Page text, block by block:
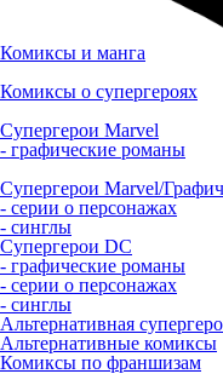
Комиксы и манга
Комиксы о супергероях
Супергерои Marvel
- графические романы
Супергерои Marvel/
- серии о персонажах
- синглы
Супергерои DC
- графические романы
- серии о персонажах
- синглы
Альтернативная
Альтернативные комиксы
Комиксы по франшизам